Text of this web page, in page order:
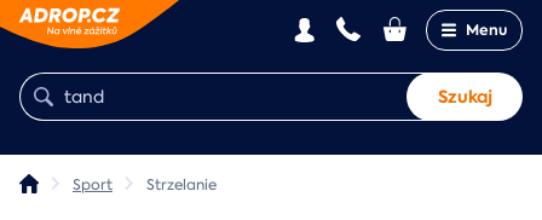
Menu
Szukaj
Sport Strzelanie